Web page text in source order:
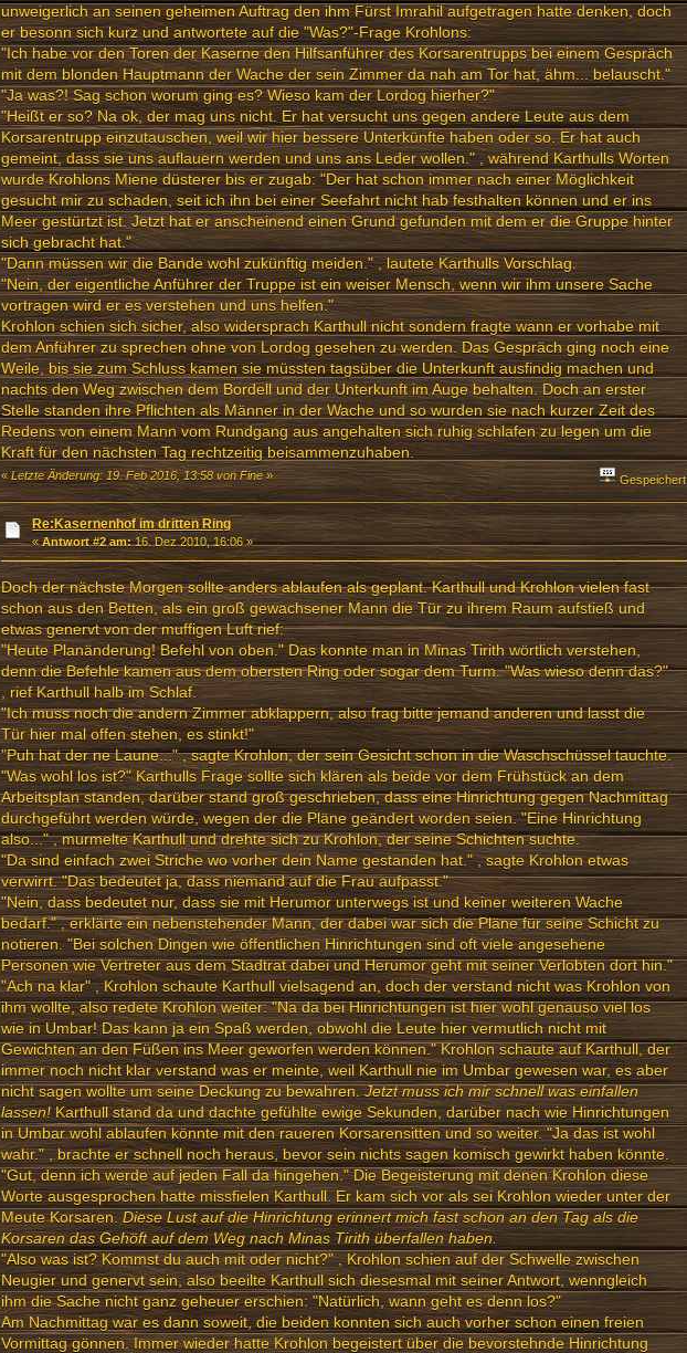
unweigerlich an seinen geheimen Auftrag den ihm Fürst Imrahil aufgetragen hatte denken, doch
er besonn sich kurz und antwortete auf die "Was?"-Frage Krohlons:
"Ich habe vor den Toren der Kaserne den Hilfsanführer des Korsarentrupps bei einem Gespräch
mit dem blonden Hauptmann der Wache der sein Zimmer da nah am Tor hat, ähm... belauscht."
"Ja was?! Sag schon worum ging es? Wieso kam der Lordog hierher?"
"Heißt er so? Na ok, der mag uns nicht. Er hat versucht uns gegen andere Leute aus dem
Korsarentrupp einzutauschen, weil wir hier bessere Unterkünfte haben oder so. Er hat auch
gemeint, dass sie uns auflauern werden und uns ans Leder wollen." , während Karthulls Worten
wurde Krohlons Miene düsterer bis er zugab: "Der hat schon immer nach einer Möglichkeit
gesucht mir zu schaden, seit ich ihn bei einer Seefahrt nicht hab festhalten können und er ins
Meer gestürtzt ist. Jetzt hat er anscheinend einen Grund gefunden mit dem er die Gruppe hinter
sich gebracht hat."
"Dann müssen wir die Bande wohl zukünftig meiden." , lautete Karthulls Vorschlag.
"Nein, der eigentliche Anführer der Truppe ist ein weiser Mensch, wenn wir ihm unsere Sache
vortragen wird er es verstehen und uns helfen."
Krohlon schien sich sicher, also widersprach Karthull nicht sondern fragte wann er vorhabe mit
dem Anführer zu sprechen ohne von Lordog gesehen zu werden. Das Gespräch ging noch eine
Weile, bis sie zum Schluss kamen sie müssten tagsüber die Unterkunft ausfindig machen und
nachts den Weg zwischen dem Bordell und der Unterkunft im Auge behalten. Doch an erster
Stelle standen ihre Pflichten als Männer in der Wache und so wurden sie nach kurzer Zeit des
Redens von einem Mann vom Rundgang aus angehalten sich ruhig schlafen zu legen um die
Kraft für den nächsten Tag rechtzeitig beisammenzuhaben.
«Letzte Änderung: 19. Feb 2016, 13:58 von Fine» Gespeichert
Re:Kasernenhof im dritten Ring
«Antwort #2 am:16. Dez 2010, 16:06 »
Doch der nächste Morgen sollte anders ablaufen als geplant. Karthull und Krohlon vielen fast
schon aus den Betten, als ein groß gewachsener Mann die Tür zu ihrem Raum aufstieß und
etwas genervt von der muffigen Luft rief:
"Heute Planänderung! Befehl von oben." Das konnte man in Minas Tirith wörtlich verstehen,
denn die Befehle kamen aus dem obersten Ring oder sogar dem Turm. "Was wieso denn das?"
, rief Karthull halb im Schlaf.
"Ich muss noch die andern Zimmer abklappern, also frag bitte jemand anderen und lasst die
Tür hier mal offen stehen, es stinkt!"
"Puh hat der ne Laune..." , sagte Krohlon, der sein Gesicht schon in die Waschschüssel tauchte.
"Was wohl los ist?" Karthulls Frage sollte sich klären als beide vor dem Frühstück an dem
Arbeitsplan standen, darüber stand groß geschrieben, dass eine Hinrichtung gegen Nachmittag
durchgeführt werden würde, wegen der die Pläne geändert worden seien. "Eine Hinrichtung
also..." , murmelte Karthull und drehte sich zu Krohlon, der seine Schichten suchte.
"Da sind einfach zwei Striche wo vorher dein Name gestanden hat." , sagte Krohlon etwas
verwirrt. "Das bedeutet ja, dass niemand auf die Frau aufpasst."
"Nein, dass bedeutet nur, dass sie mit Herumor unterwegs ist und keiner weiteren Wache
bedarf." , erklärte ein nebenstehender Mann, der dabei war sich die Pläne für seine Schicht zu
notieren. "Bei solchen Dingen wie öffentlichen Hinrichtungen sind oft viele angesehene
Personen wie Vertreter aus dem Stadtrat dabei und Herumor geht mit seiner Verlobten dort hin."
"Ach na klar" , Krohlon schaute Karthull vielsagend an, doch der verstand nicht was Krohlon von
ihm wollte, also redete Krohlon weiter: "Na da bei Hinrichtungen ist hier wohl genauso viel los
wie in Umbar! Das kann ja ein Spaß werden, obwohl die Leute hier vermutlich nicht mit
Gewichten an den Füßen ins Meer geworfen werden können." Krohlon schaute auf Karthull, der
immer noch nicht klar verstand was er meinte, weil Karthull nie im Umbar gewesen war, es aber
nicht sagen wollte um seine Deckung zu bewahren.Jetzt muss ich mir schnell was einfallen
lassen!Karthull stand da und dachte gefühlte ewige Sekunden, darüber nach wie Hinrichtungen
in Umbar wohl ablaufen könnte mit den raueren Korsarensitten und so weiter. "Ja das ist wohl
wahr." , brachte er schnell noch heraus, bevor sein nichts sagen komisch gewirkt haben könnte.
"Gut, denn ich werde auf jeden Fall da hingehen." Die Begeisterung mit denen Krohlon diese
Worte ausgesprochen hatte missfielen Karthull. Er kam sich vor als sei Krohlon wieder unter der
Meute Korsaren.Diese Lust auf die Hinrichtung erinnert mich fast schon an den Tag als die
Korsaren das Gehöft auf dem Weg nach Minas Tirith überfallen haben.
"Also was ist? Kommst du auch mit oder nicht?" , Krohlon schien auf der Schwelle zwischen
Neugier und genervt sein, also beeilte Karthull sich diesesmal mit seiner Antwort, wenngleich
ihm die Sache nicht ganz geheuer erschien: "Natürlich, wann geht es denn los?"
Am Nachmittag war es dann soweit, die beiden konnten sich auch vorher schon einen freien
Vormittag gönnen. Immer wieder hatte Krohlon begeistert über die bevorstehnde Hinrichtung